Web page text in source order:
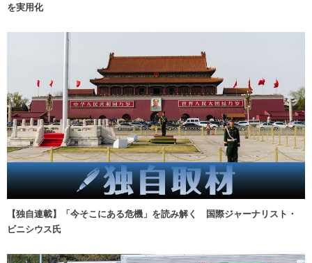
を実用化
【独自連載】「今そこにある危機」を読み解く 国際ジャーナリスト・
ビニシウス氏